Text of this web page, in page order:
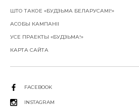
ШТО ТАКОЕ «БУДЗЬМА БЕЛАРУСАМІ!»
АСОБЫ КАМПАНІІ
УСЕ ПРАЕКТЫ «БУДЗЬМА!»
КАРТА САЙТА
FACEBOOK
INSTAGRAM